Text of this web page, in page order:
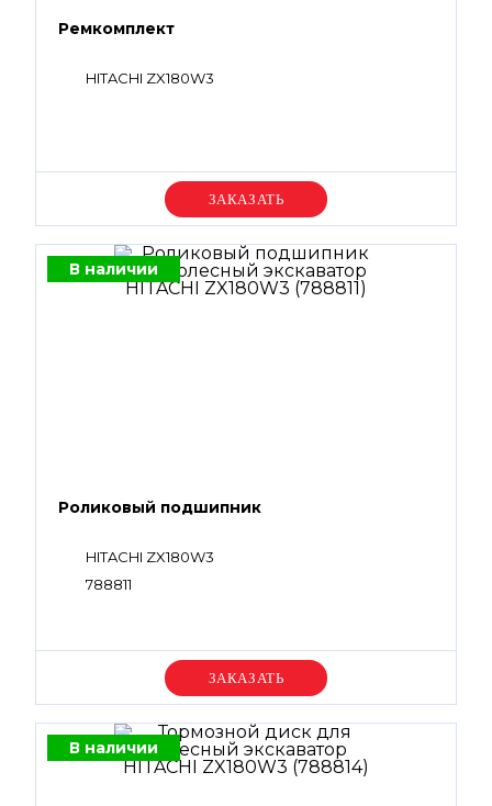
Ремкомплект
HITACHI ZX180W3
Уточняйте цену
В наличии
Роликовый подшипник
HITACHI ZX180W3
788811
Уточняйте цену
В наличии